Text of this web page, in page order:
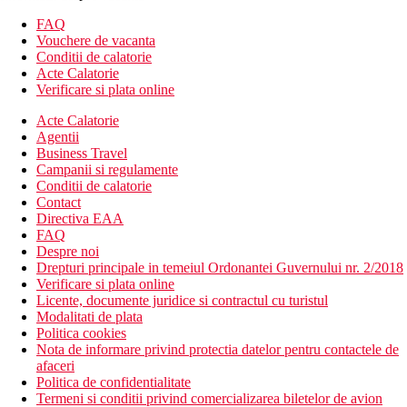
Hotelul ofera:
372 camere, hol de intrare cu receptie, hol, piscine (cu
jacuzzi, activ, numai pentru adulti, cu atractii acvatice -
parc acvatic hotel, piscina interioara), restaurant, 4
restaurante a la carte - este necesara rezervare (italiana,
(pe plaja, in piscina, langa piscina, pe acoperis), centru
wellness & spa, minimarket. Terase la soare, sezlonguri,
umbrele si prosoape contra unui depozit.
Descrierea plajei
Plaja lunga cu nisip si pietris langa hotel.
Sezlonguri si umbrele gratuite.
Sport si relaxare
Gratuit: teren de tenis, teren multisport 5×5, teren de
minifotbal, fitness.
Contra cost: biliard, sporturi nautice (furnizate de o terta
parte)
Mese
All inclusive
Mic dejun tip bufet (07:00–10:30)
FAQ
Vouchere de vacanta
Conditii de calatorie
Acte Calatorie
Verificare si plata online
Acte Calatorie
Agentii
Business Travel
Campanii si regulamente
Conditii de calatorie
Contact
Directiva EAA
FAQ
Despre noi
Drepturi principale in temeiul Ordonantei Guvernului nr. 2/2018
Verificare si plata online
Licente, documente juridice si contractul cu turistul
Modalitati de plata
Politica cookies
Nota de informare privind protectia datelor pentru contactele de
afaceri
Politica de confidentialitate
Termeni si conditii privind comercializarea biletelor de avion